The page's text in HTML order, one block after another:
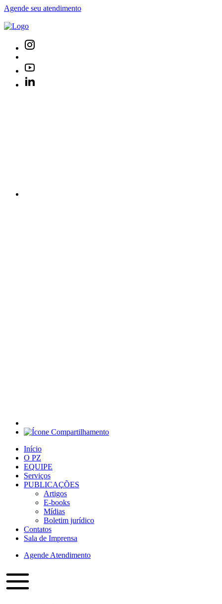
Agende seu atendimento
Início
O PZ
EQUIPE
Serviços
PUBLICAÇÕES
Artigos
E-books
Mídias
Boletim jurídico
Contatos
Sala de Imprensa
Agende Atendimento